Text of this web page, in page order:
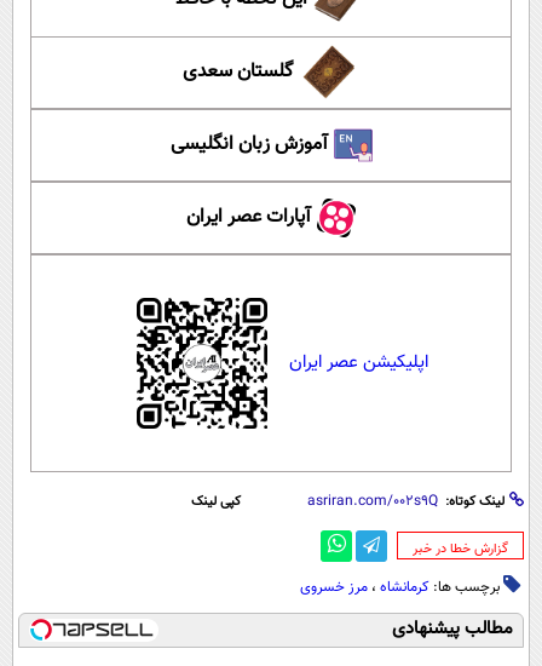
گلستان سعدی
آموزش زبان انگلیسی
آپارات عصر ایران
اپلیکیشن عصر ایران
لینک کوتاه: کپی لینک
‌گزارش خطا در خبر
برچسب ها: کرمانشاه ، مرز خسروی
مطالب پیشنهادی